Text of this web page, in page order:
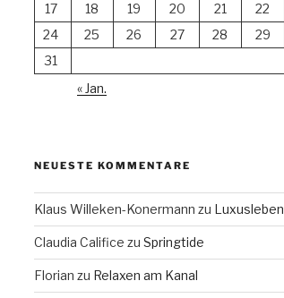
17
18 19 20 21 22
24
25 26 27 28 29
31
« Jan.
NEUESTE KOMMENTARE
Klaus Willeken-Konermann zu Luxusleben
Claudia Califice zu Springtide
Florian zu Relaxen am Kanal